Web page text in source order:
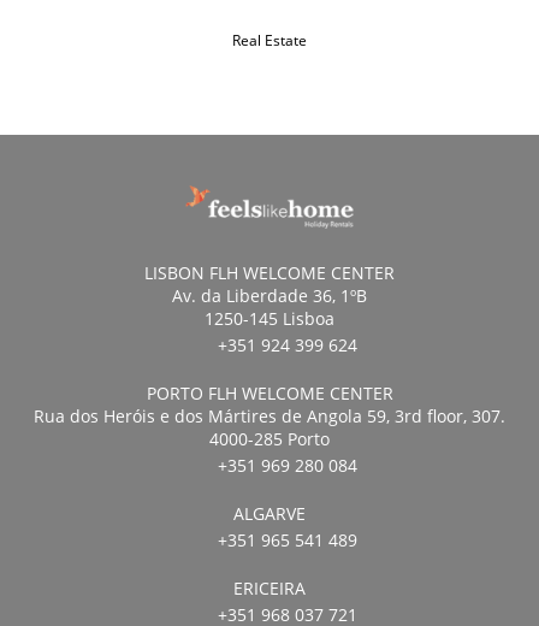
Real Estate
LISBON FLH WELCOME CENTER
Av. da Liberdade 36, 1ºB
1250-145 Lisboa
+351 924 399 624
PORTO FLH WELCOME CENTER
Rua dos Heróis e dos Mártires de Angola 59, 3rd floor, 307.
4000-285 Porto
+351 969 280 084
ALGARVE
+351 965 541 489
ERICEIRA
+351 968 037 721